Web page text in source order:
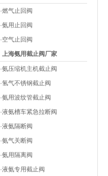
·燃气止回阀
·氨用止回阀
·空气止回阀
上海氨用截止阀厂家
·氨压缩机主机截止阀
·氢气不锈钢截止阀
·氨用波纹管截止阀
·液氨槽车紧急拉断阀
·液氨隔断阀
·氨气关断阀
·氨用隔离阀
·液氨专用截止阀